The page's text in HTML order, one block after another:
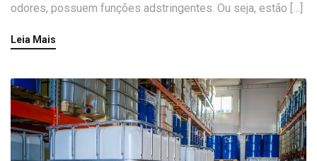
odores, possuem funções adstringentes. Ou seja, estão […]
Leia Mais